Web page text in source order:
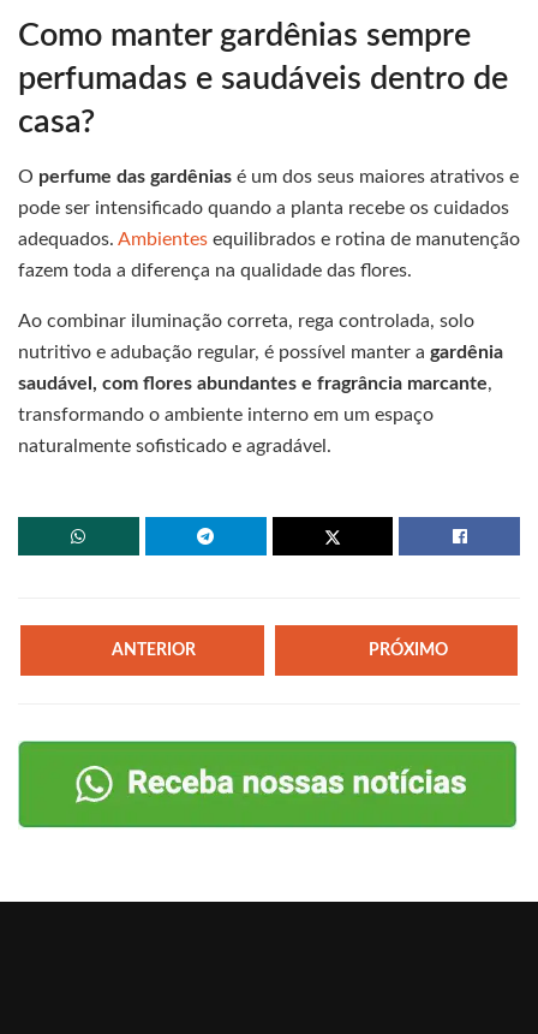
Como manter gardênias sempre
perfumadas e saudáveis dentro de
casa?
O perfume das gardênias é um dos seus maiores atrativos e
pode ser intensificado quando a planta recebe os cuidados
adequados. Ambientes equilibrados e rotina de manutenção
fazem toda a diferença na qualidade das flores.
Ao combinar iluminação correta, rega controlada, solo
nutritivo e adubação regular, é possível manter a gardênia
saudável, com flores abundantes e fragrância marcante,
transformando o ambiente interno em um espaço
naturalmente sofisticado e agradável.
ANTERIOR PRÓXIMO